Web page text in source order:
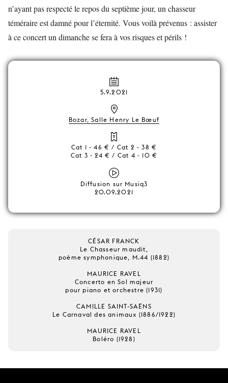
n’ayant pas respecté le repos du septième jour, un chasseur
téméraire est damné pour l’éternité. Vous voilà prévenus : assister
à ce concert un dimanche se fera à vos risques et périls !
5.9.2021
Bozar, Salle Henry Le Bœuf
Cat 1 - 46 € / Cat 2 - 38 €
Cat 3 - 24 € / Cat 4 - 10 €
Diffusion sur Musiq3
20.09.2021
CÉSAR FRANCK
Le Chasseur maudit,
poème symphonique, M.44 (1882)
MAURICE RAVEL
Concerto en Sol majeur
pour piano et orchestre (1931)
CAMILLE SAINT-SAËNS
Le Carnaval des animaux (1886/1922)
MAURICE RAVEL
Boléro (1928)